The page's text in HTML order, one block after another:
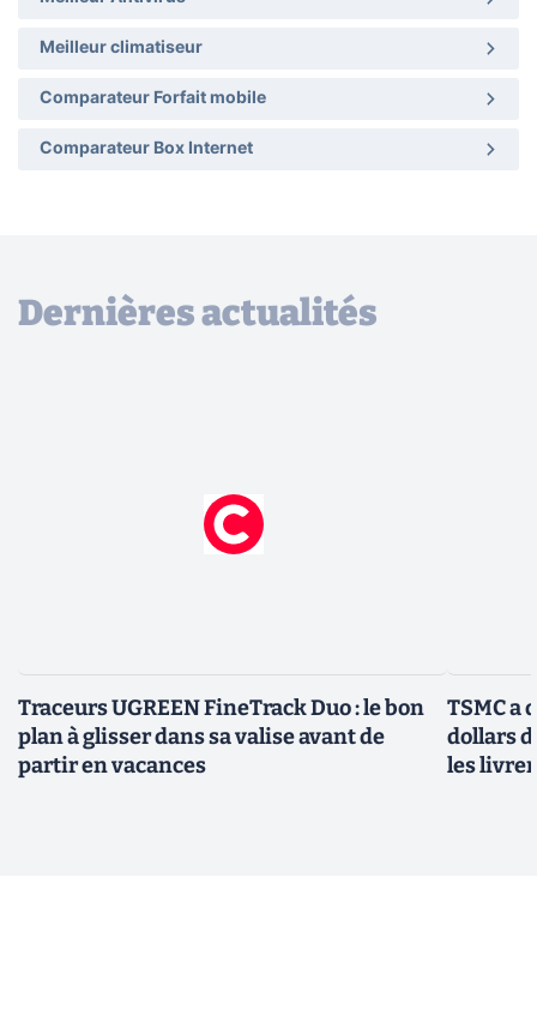
Meilleur climatiseur
Comparateur Forfait mobile
Comparateur Box Internet
Dernières actualités
Traceurs UGREEN FineTrack Duo : le bon
plan à glisser dans sa valise avant de
partir en vacances
TSMC a
dollars
les livrer